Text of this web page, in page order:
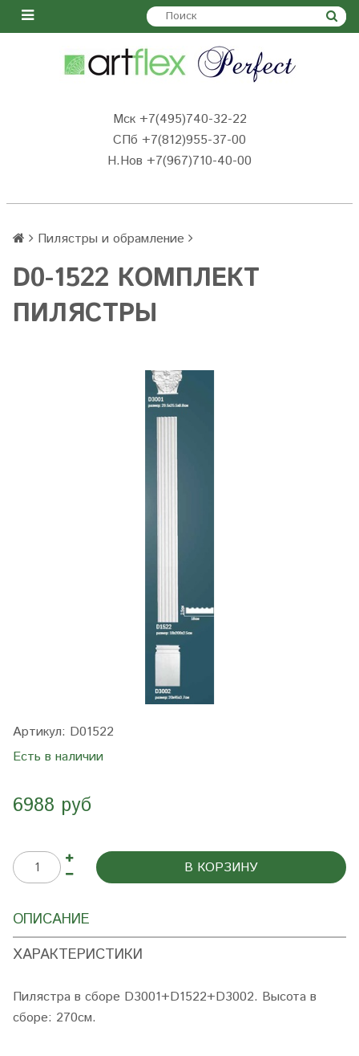
Мск +7(495)740-32-22
СПб +7(812)955-37-00
Н.Нов +7(967)710-40-00
Пилястры и обрамление
D0-1522 КОМПЛЕКТ
ПИЛЯСТРЫ
Артикул: D01522
Есть в наличии
6988 руб
В КОРЗИНУ
ОПИСАНИЕ
ХАРАКТЕРИСТИКИ
Пилястра в сборе D3001+D1522+D3002. Высота в
сборе: 270см.